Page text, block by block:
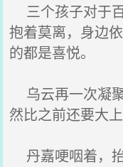
三个孩子对于
抱着莫离，身边
的都是喜悦。
乌云再一次凝
然比之前还要大上
丹嘉哽咽着，